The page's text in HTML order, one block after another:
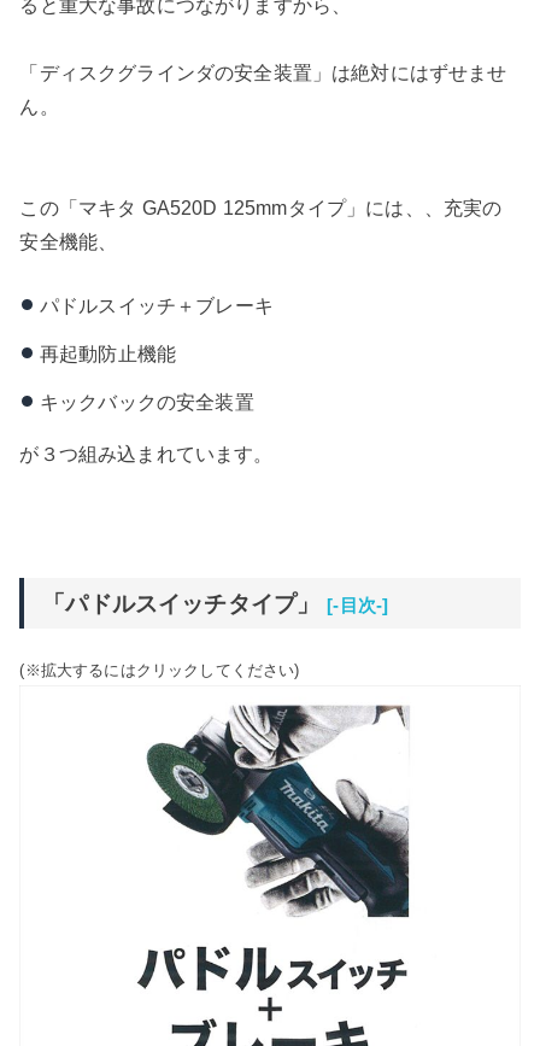
ると重大な事故につながりますから、
「ディスクグラインダの安全装置」は絶対にはずせませ
ん。
この「マキタ GA520D 125mmタイプ」には、、充実の
安全機能、
パドルスイッチ＋ブレーキ
再起動防止機能
キックバックの安全装置
が３つ組み込まれています。
「パドルスイッチタイプ」 [-目次-]
(※拡大するにはクリックしてください)